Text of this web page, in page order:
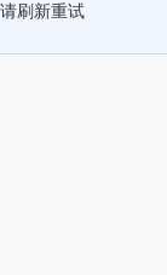
刷新重试